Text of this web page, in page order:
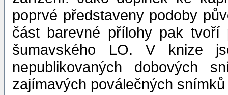
poprvé představeny podoby
část barevné přílohy pak tvoří
šumavského LO. V knize
nepublikovaných dobových
zajímavých poválečných